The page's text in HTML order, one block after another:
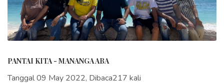
PANTAI KITA - MANANGA ABA
Tanggal 09 May 2022, Dibaca217 kali